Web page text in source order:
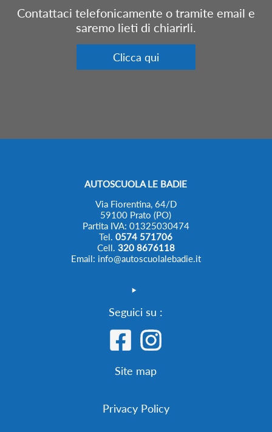
Contattaci telefonicamente o tramite email e
saremo lieti di chiarirli.
Clicca qui
AUTOSCUOLA LE BADIE
Via Fiorentina, 64/D
59100 Prato (PO)
Partita IVA: 01325030474
Tel.0574 571706
Cell. 320 8676118
Email: info@autoscuolalebadie.it
Seguici su :
Site map
Privacy Policy